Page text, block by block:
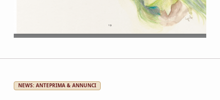
NEWS: ANTEPRIMA & ANNUNCI